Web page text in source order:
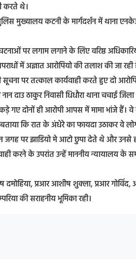
करते थे।
मुख्यालय कटनी के मार्गदर्शन में थाना
पर लगाम लगाने के लिए वरिष्ठ
में अज्ञात आरोपियो की तलाश की जा रही
सूचना पर तत्काल कार्यवाही करते हुए दो
दाउ ठाकुर निवासी धिधौरा थाना चचाई जिला
गए दोनों ही आरोपी आपस में मामा भांजे हैं। वे
कि रात के अंधेरे का फायदा उठाकर वे
जगह पर झाडियो मे आटो छुपा देते थे और उनसे
करने के उपरांत उन्हें माननीय न्यायालय के
दमोहिया, प्रआर आशीष शुक्ला, प्रआर गोविंद,
की सराहनीय भूमिका रही।